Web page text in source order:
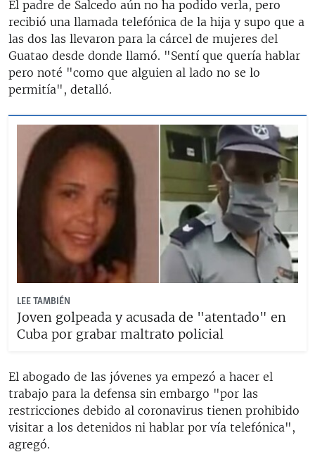
El padre de Salcedo aún no ha podido verla, pero
recibió una llamada telefónica de la hija y supo que a
las dos las llevaron para la cárcel de mujeres del
Guatao desde donde llamó. "Sentí que quería hablar
pero noté "como que alguien al lado no se lo
permitía", detalló.
LEE TAMBIÉN
Joven golpeada y acusada de "atentado" en
Cuba por grabar maltrato policial
El abogado de las jóvenes ya empezó a hacer el
trabajo para la defensa sin embargo "por las
restricciones debido al coronavirus tienen prohibido
visitar a los detenidos ni hablar por vía telefónica",
agregó.